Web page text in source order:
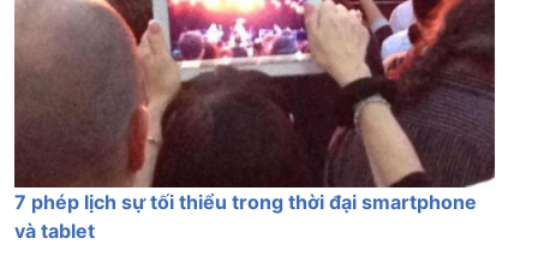
7 phép lịch sự tối thiểu trong thời đại smartphone
và tablet